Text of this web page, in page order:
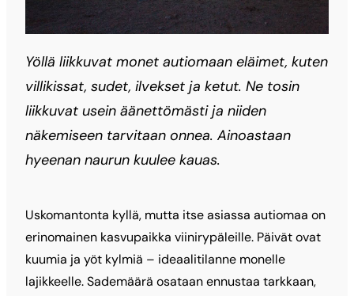
Yöllä liikkuvat monet autiomaan eläimet, kuten
villikissat, sudet, ilvekset ja ketut. Ne tosin
liikkuvat usein äänettömästi ja niiden
näkemiseen tarvitaan onnea. Ainoastaan
hyeenan naurun kuulee kauas.
Uskomantonta kyllä, mutta itse asiassa autiomaa on
erinomainen kasvupaikka viinirypäleille. Päivät ovat
kuumia ja yöt kylmiä – ideaalitilanne monelle
lajikkeelle. Sademäärä osataan ennustaa tarkkaan,